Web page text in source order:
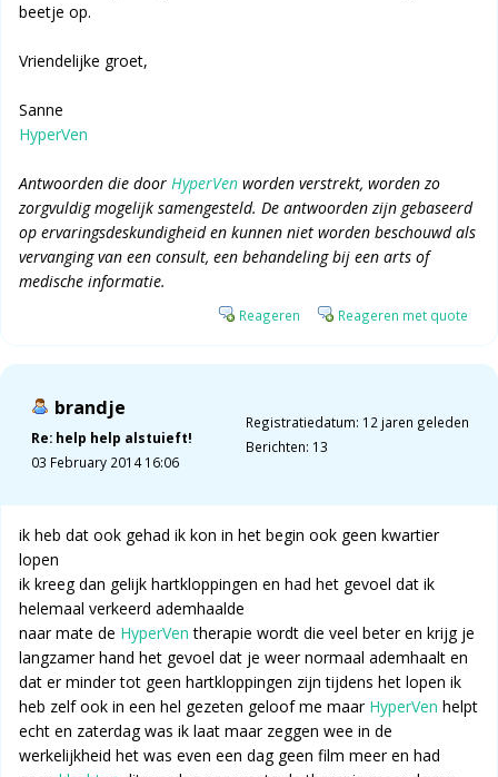
beetje op.
Vriendelijke groet,
Sanne
HyperVen
Antwoorden die door HyperVen worden verstrekt, worden zo
zorgvuldig mogelijk samengesteld. De antwoorden zijn gebaseerd
op ervaringsdeskundigheid en kunnen niet worden beschouwd als
vervanging van een consult, een behandeling bij een arts of
medische informatie.
Reageren Reageren met quote
brandje
Re: help help alstuieft!
03 February 2014 16:06
Registratiedatum: 12 jaren geleden
Berichten: 13
ik heb dat ook gehad ik kon in het begin ook geen kwartier
lopen
ik kreeg dan gelijk hartkloppingen en had het gevoel dat ik
helemaal verkeerd ademhaalde
naar mate de HyperVen therapie wordt die veel beter en krijg je
langzamer hand het gevoel dat je weer normaal ademhaalt en
dat er minder tot geen hartkloppingen zijn tijdens het lopen ik
heb zelf ook in een hel gezeten geloof me maar HyperVen helpt
echt en zaterdag was ik laat maar zeggen wee in de
werkelijkheid het was even een dag geen film meer en had